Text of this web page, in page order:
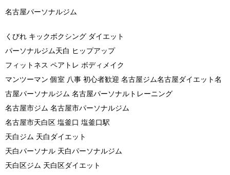
名古屋パーソナルジム
くびれ キックボクシング ダイエット
パーソナルジム天白 ヒップアップ
フィットネス ペアトレ ボディメイク
マンツーマン 個室 八事 初心者歓迎 名古屋ジム名古屋ダイエット名
古屋パーソナルジム 名古屋パーソナルトレーニング
名古屋市ジム 名古屋市パーソナルジム
名古屋市天白区 塩釜口 塩釜口駅
天白ジム 天白ダイエット
天白パーソナル 天白パーソナルジム
天白区ジム 天白区ダイエット